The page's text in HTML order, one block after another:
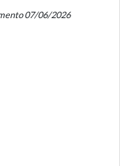
07/06/2026